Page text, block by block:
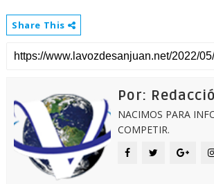
Share This
Por:
NACIMOS PARA
COMPETIR.